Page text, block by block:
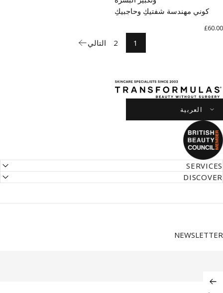
كوني مهندسة شفتيكِ وحاجبيكِ
£60.00
1
2 التالي
Transformulas
SERVICES
DISCOVER
NEWSLETTER